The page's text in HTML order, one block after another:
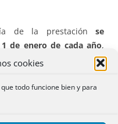
cookies
todo funcione bien y para
de la prestación se
de enero de cada año,
los ingresos anuales
Cuando la variación de
del ejercicio anterior
esta surtirá